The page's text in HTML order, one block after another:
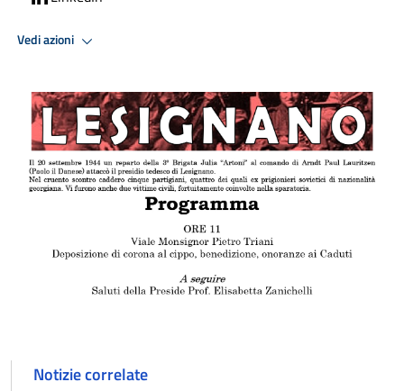
Vedi azioni
Notizie correlate